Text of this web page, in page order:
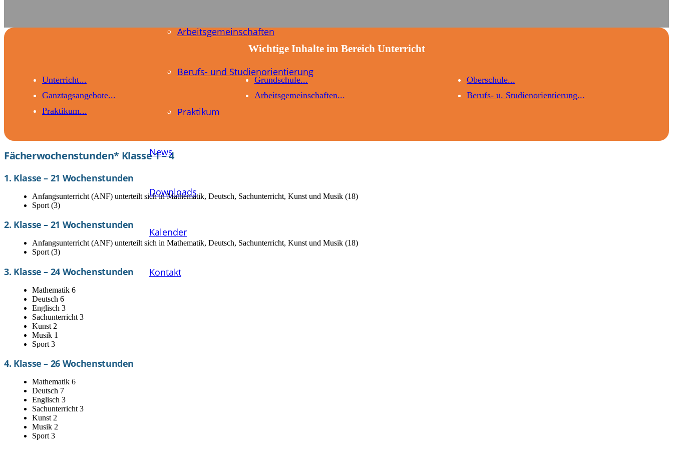
Arbeits­gemeinschaften
Berufs- und Studien­orientierung
Praktikum
News
Downloads
Kalender
Kontakt
Wichtige Inhalte im Bereich Unterricht
Unterricht Grundschule
Oberschule
Ganztagsangebote
Arbeits­gemeinschaften
Berufs- u. Studien­­orientierung
Praktikum
Fächerwochenstunden* Klasse 1 – 4
1. Klasse – 21 Wochenstunden
Anfangsunterricht (ANF) unterteilt sich in Mathematik, Deutsch, Sachunterricht, Kunst und Musik (18)
Sport (3)
2. Klasse – 21 Wochenstunden
Anfangsunterricht (ANF) unterteilt sich in Mathematik, Deutsch, Sachunterricht, Kunst und Musik (18)
Sport (3)
3. Klasse – 24 Wochenstunden
Mathematik 6
Deutsch 6
Englisch 3
Sachunterricht 3
Kunst 2
Musik 1
Sport 3
4. Klasse – 26 Wochenstunden
Mathematik 6
Deutsch 7
Englisch 3
Sachunterricht 3
Kunst 2
Musik 2
Sport 3